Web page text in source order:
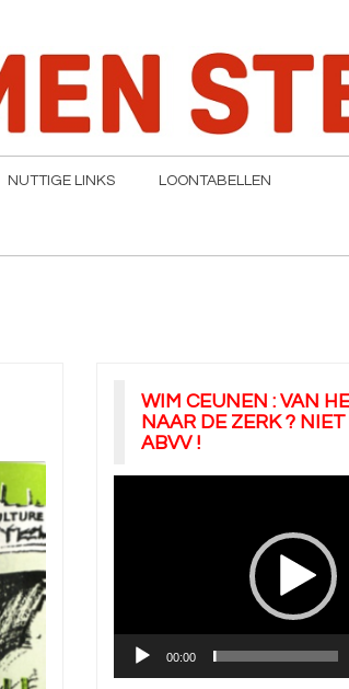
NUTTIGE LINKS LOONTABELLEN
WIM CEUNEN : VAN
NAAR DE ZERK ?
ABVV !
00:00